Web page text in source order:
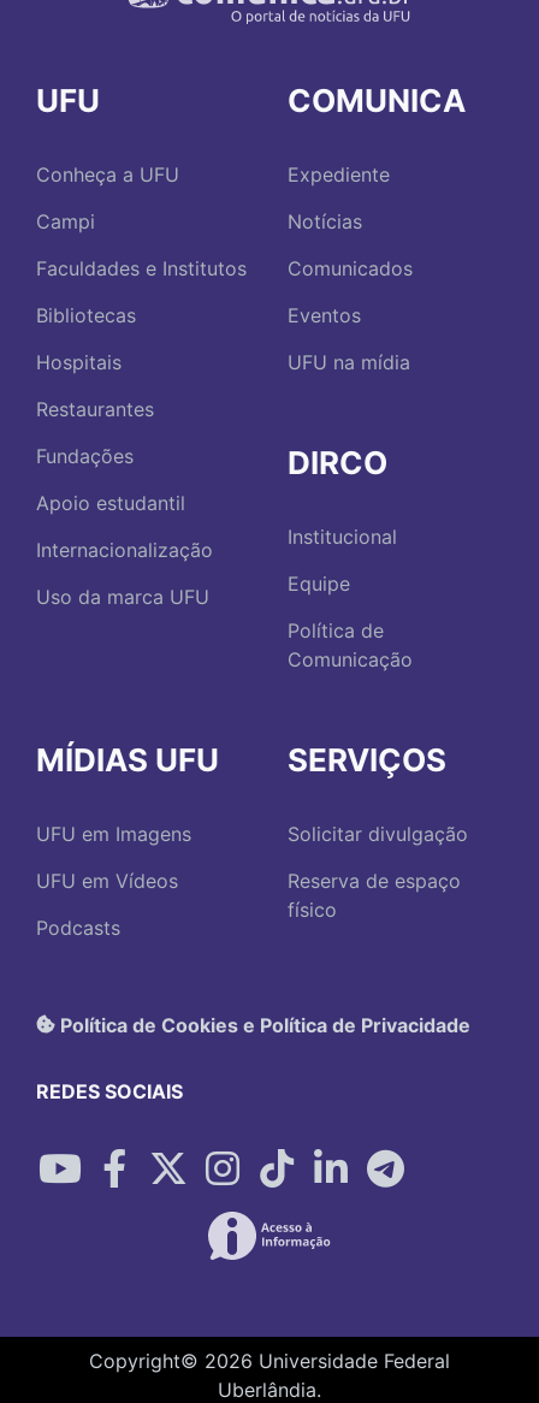
UFU
Conheça a UFU
Campi
Faculdades e Institutos
Bibliotecas
Hospitais
Restaurantes
Fundações
Apoio estudantil
Internacionalização
Uso da marca UFU
COMUNICA
Expediente
Notícias
Comunicados
Eventos
UFU na mídia
DIRCO
Institucional
Equipe
Política de
Comunicação
MÍDIAS UFU
UFU em Imagens
UFU em Vídeos
Podcasts
SERVIÇOS
Solicitar divulgação
Reserva de espaço
físico
Política de Cookies e Política de Privacidade
REDES SOCIAIS
Copyright© 2026 Universidade Federal
Uberlândia.